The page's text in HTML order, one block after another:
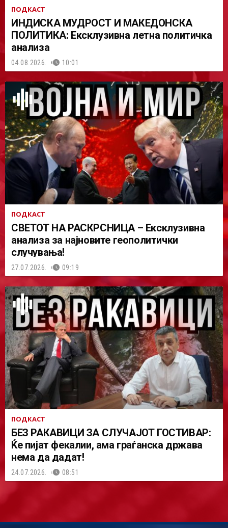
ПОДКАСТ
ИНДИСКА МУДРОСТ И МАКЕДОНСКА
ПОЛИТИКА: Ексклузивна летна политичка
анализа
04.08.2026. 10:01
ПОДКАСТ
СВЕТОТ НА РАСКРСНИЦА – Ексклузивна
анализа за најновите геополитички
случувања!
27.07.2026. 09:19
ПОДКАСТ
БЕЗ РАКАВИЦИ ЗА СЛУЧАЈОТ ГОСТИВАР:
Ќе пијат фекалии, ама граѓанска држава
нема да дадат!
24.07.2026. 08:51